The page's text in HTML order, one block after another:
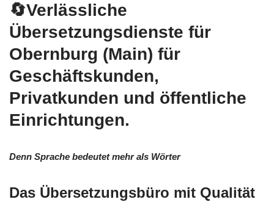
🔄Verlässliche
Übersetzungsdienste für
Obernburg (Main) für
Geschäftskunden,
Privatkunden und öffentliche
Einrichtungen.
Denn Sprache bedeutet mehr als Wörter
Das Übersetzungsbüro mit Qualität